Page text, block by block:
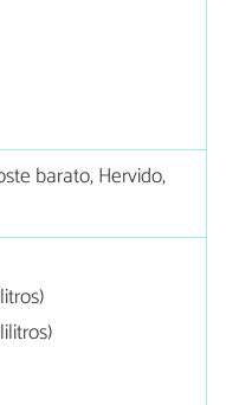
barato, Hervido,